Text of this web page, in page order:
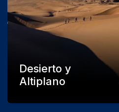
Desierto y
Altiplano